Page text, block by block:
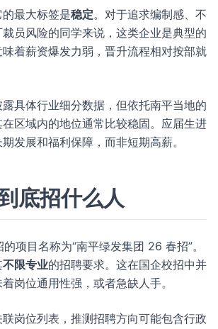
最大标签是稳定。对于追求编制感、不
员风险的同学来说，这类企业是典型的
着薪资爆发力弱，晋升流程相对按部就
具体行业细分数据，但依托南平当地的
区域内的地位通常比较稳固。应届生进
发展和福利保障，而非短期高薪。
底招什么人
项目名称为“南平绿发集团 26 春招”。
不限专业的招聘要求。这在国企校招中并
岗位通用性强，或者急缺人手。
岗位列表，推测招聘方向可能包含行政